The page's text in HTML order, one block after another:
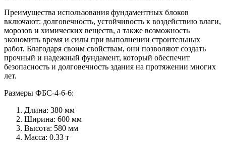
Преимущества использования фундаментных блоков
включают: долговечность, устойчивость к воздействию влаги,
морозов и химических веществ, а также возможность
экономить время и силы при выполнении строительных
работ. Благодаря своим свойствам, они позволяют создать
прочный и надежный фундамент, который обеспечит
безопасность и долговечность здания на протяжении многих
лет.
Размеры ФБС-4-6-6:
Длина: 380 мм
Ширина: 600 мм
Высота: 580 мм
Масса: 0.33 т